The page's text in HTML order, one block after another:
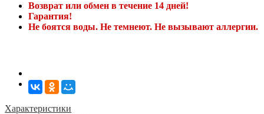
Возврат или обмен в течение 14 дней!
Гарантия!
Не боятся воды. Не темнеют. Не вызывают аллергии.
Характеристики